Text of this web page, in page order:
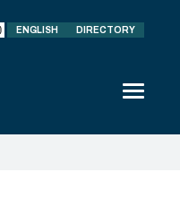
ENGLISH DIRECTORY